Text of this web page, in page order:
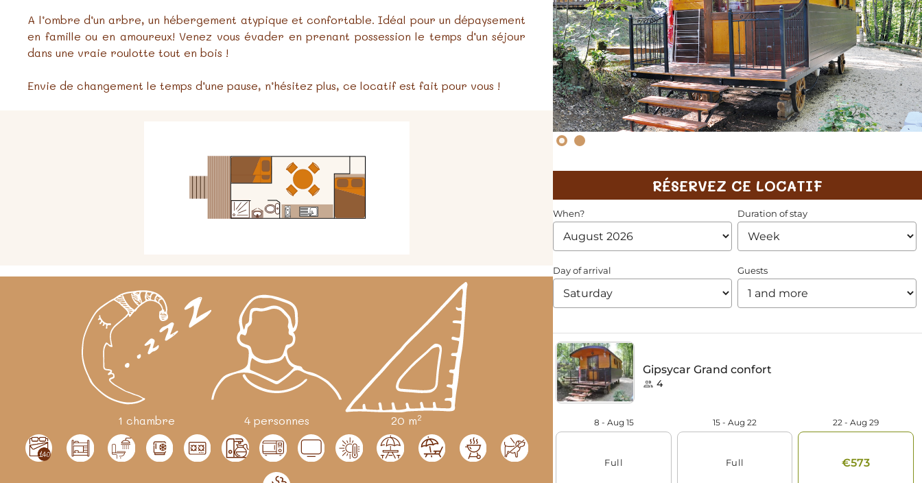
A l’ombre d’un arbre, un hébergement atypique et confortable. Idéal pour un dépaysement
en famille ou en amoureux! Venez vous évader en prenant possession le temps d’un séjour
dans une vraie roulotte tout en bois !
Envie de changement le temps d’une pause, n’hésitez plus, ce locatif est fait pour vous !
1 chambre 4 personnes 20 m2
RÉSERVEZ CE LOCATIF